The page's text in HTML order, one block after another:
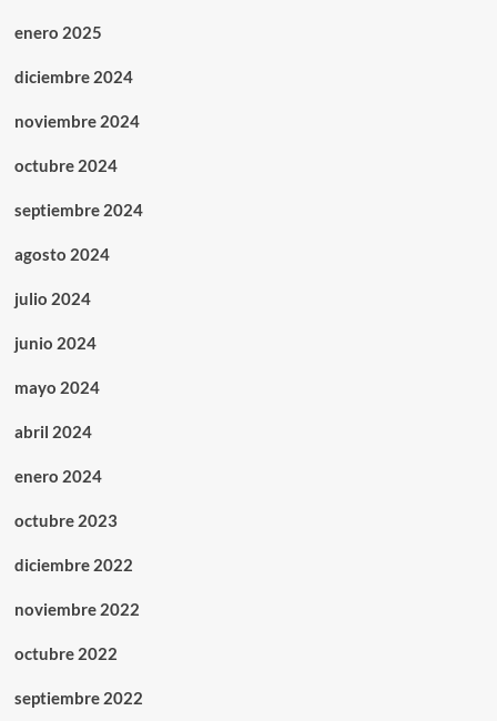
enero 2025
diciembre 2024
noviembre 2024
octubre 2024
septiembre 2024
agosto 2024
julio 2024
junio 2024
mayo 2024
abril 2024
enero 2024
octubre 2023
diciembre 2022
noviembre 2022
octubre 2022
septiembre 2022